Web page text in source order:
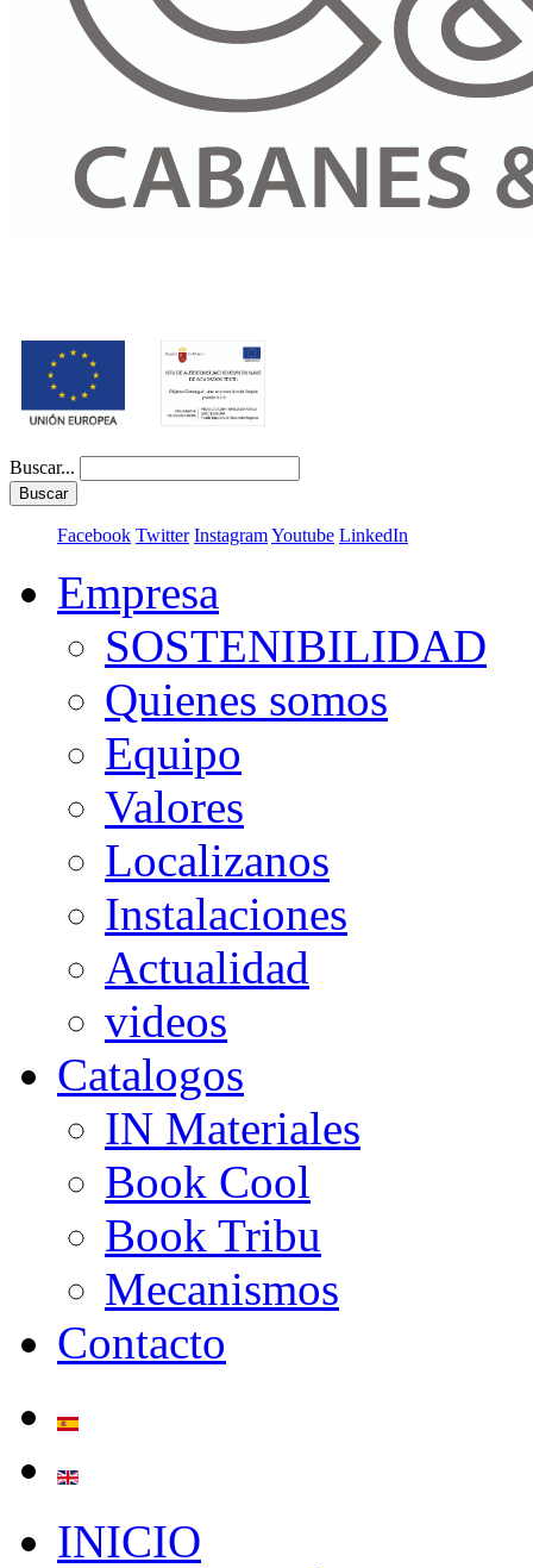
Buscar...
Buscar
Facebook Twitter InstagramYoutube LinkedIn
Empresa
SOSTENIBILIDAD
Quienes somos
Equipo
Valores
Localizanos
Instalaciones
Actualidad
videos
Catalogos
IN Materiales
Book Cool
Book Tribu
Mecanismos
Contacto
INICIO